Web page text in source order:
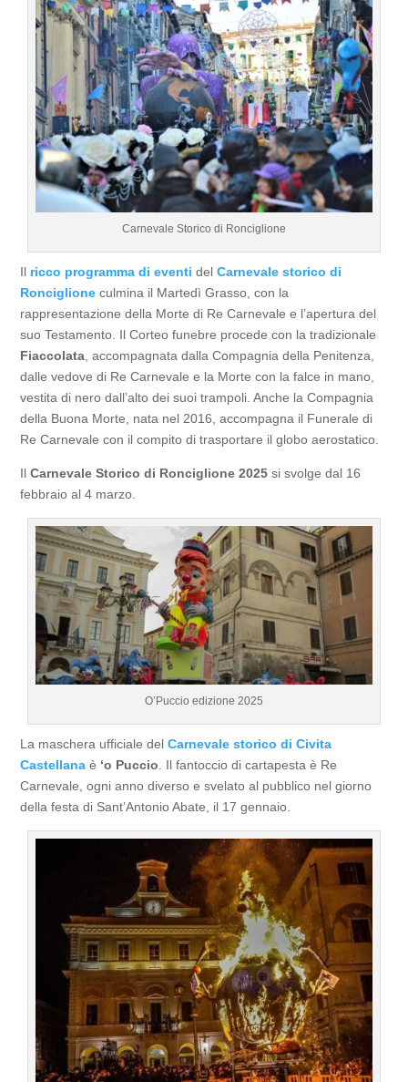
Carnevale Storico di Ronciglione
Il ricco programma di eventi delCarnevale storico di
Ronciglione culmina il Martedì Grasso, con la
rappresentazione della Morte di Re Carnevale e l’apertura del
suo Testamento. Il Corteo funebre procede con la tradizionale
Fiaccolata, accompagnata dalla Compagnia della Penitenza,
dalle vedove di Re Carnevale e la Morte con la falce in mano,
vestita di nero dall’alto dei suoi trampoli. Anche la Compagnia
della Buona Morte, nata nel 2016, accompagna il Funerale di
Re Carnevale con il compito di trasportare il globo aerostatico.
IlCarnevale Storico di Ronciglione 2025 si svolge dal 16
febbraio al 4 marzo.
O’Puccio edizione 2025
La maschera ufficiale delCarnevale storico di Civita
Castellana è ‘o Puccio . Il fantoccio di cartapesta è Re
Carnevale, ogni anno diverso e svelato al pubblico nel giorno
della festa di Sant’Antonio Abate, il 17 gennaio.